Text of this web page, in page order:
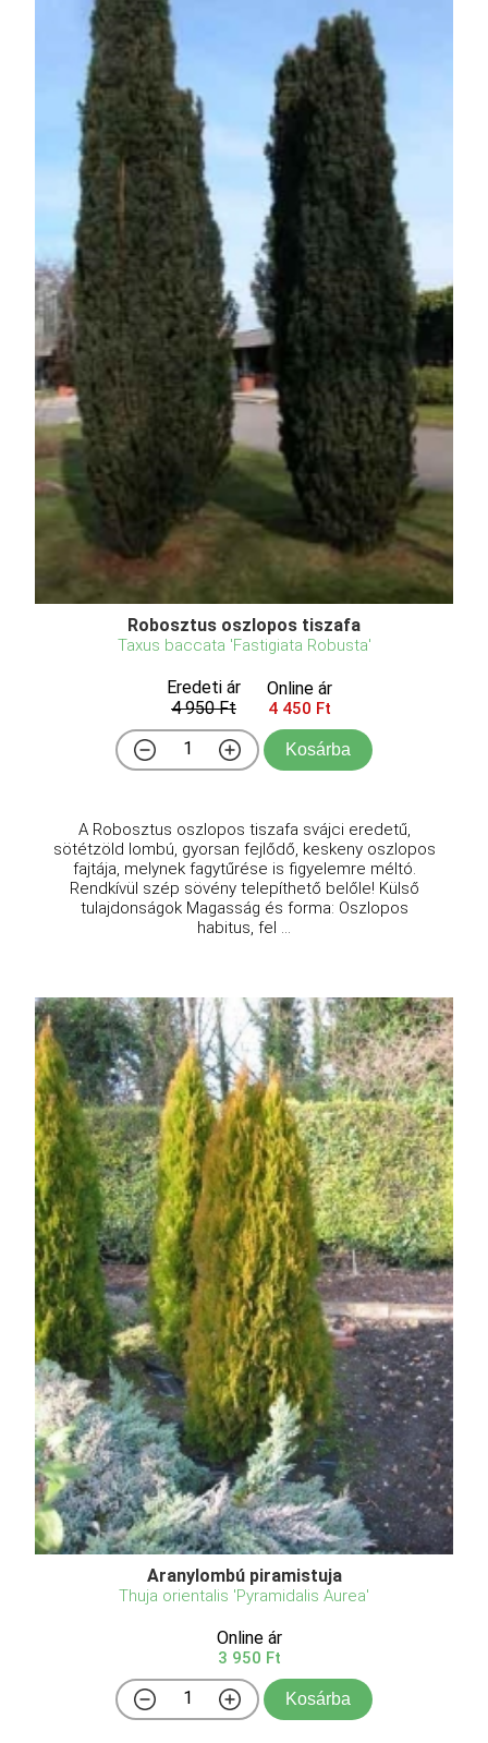
Robosztus oszlopos tiszafa
Taxus baccata 'Fastigiata Robusta'
Eredeti ár
4 950 Ft
Online ár
4 450 Ft
Kosárba
A Robosztus oszlopos tiszafa svájci eredetű,
sötétzöld lombú, gyorsan fejlődő, keskeny oszlopos
fajtája, melynek fagytűrése is figyelemre méltó.
Rendkívül szép sövény telepíthető belőle! Külső
tulajdonságok Magasság és forma: Oszlopos
habitus, fel ...
Aranylombú piramistuja
Thuja orientalis 'Pyramidalis Aurea'
Online ár
3 950 Ft
Kosárba